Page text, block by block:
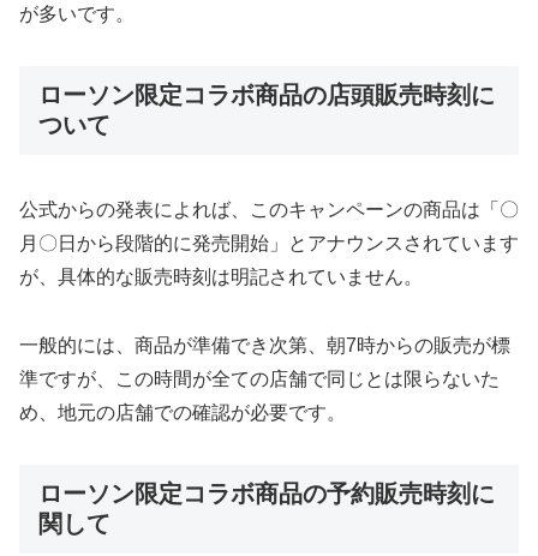
が多いです。
ローソン限定コラボ商品の店頭販売時刻に
ついて
公式からの発表によれば、このキャンペーンの商品は「〇
月〇日から段階的に発売開始」とアナウンスされています
が、具体的な販売時刻は明記されていません。
一般的には、商品が準備でき次第、朝7時からの販売が標
準ですが、この時間が全ての店舗で同じとは限らないた
め、地元の店舗での確認が必要です。
ローソン限定コラボ商品の予約販売時刻に
関して